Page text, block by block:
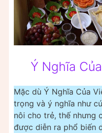
Ý Nghĩa
Mặc dù Ý Nghĩa Của
trọng và ý nghĩa như
nôi cho trẻ, thế nhưng
được diễn ra phổ biến